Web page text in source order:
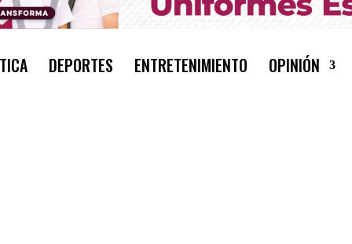
DEPORTES ENTRETENIMIENTO OPINIÓN